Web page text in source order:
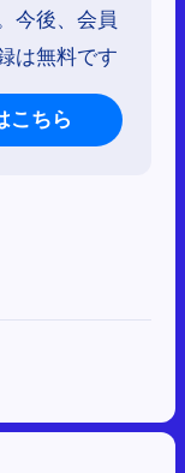
今後、会員
は無料です
こちら